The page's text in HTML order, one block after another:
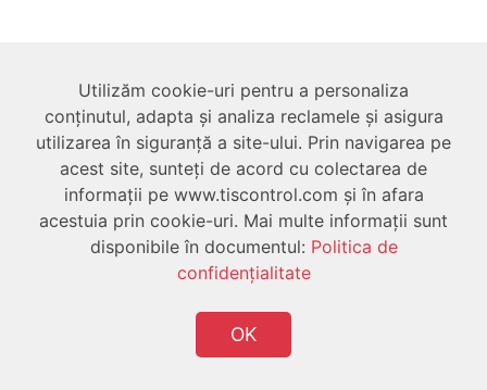
Tehnic
Utilizator
Drepturi de autor © 2026 Toate drepturile rezervate
TIS
Utilizăm cookie-uri pentru a personaliza
conținutul, adapta și analiza reclamele și asigura
utilizarea în siguranță a site-ului. Prin navigarea pe
acest site, sunteți de acord cu colectarea de
informații pe www.tiscontrol.com și în afara
acestuia prin cookie-uri. Mai multe informații sunt
disponibile în documentul: Politica de
confidenţialitate
OK